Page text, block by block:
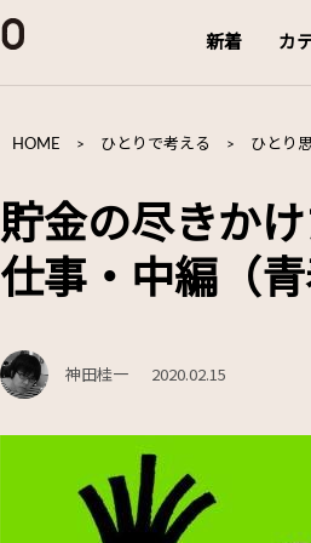
新着 カ
HOME > ひとりで考える > ひとり
貯金の尽きか
仕事・中編（青
神田桂一 2020.02.15